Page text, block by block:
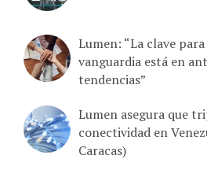
Lumen: “La clave
vanguardia está en
tendencias”
Lumen asegura que
conectividad en
Caracas)